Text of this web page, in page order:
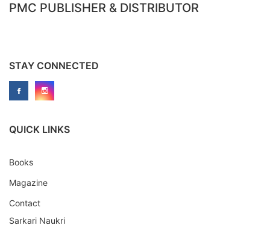
PMC PUBLISHER & DISTRIBUTOR
STAY CONNECTED
QUICK LINKS
Books
Magazine
Contact
Sarkari Naukri